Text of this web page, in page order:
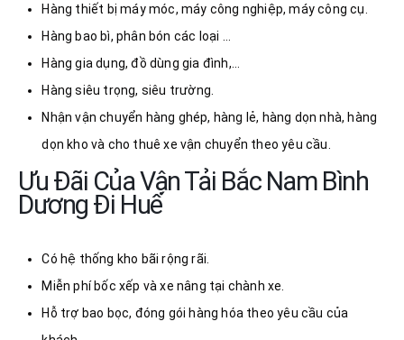
Hàng thiết bị máy móc, máy công nghiệp, máy công cụ.
Hàng bao bì, phân bón các loại …
Hàng gia dụng, đồ dùng gia đình,…
Hàng siêu trọng, siêu trường.
Nhận vận chuyển hàng ghép, hàng lẻ, hàng dọn nhà, hàng
dọn kho và cho thuê xe vận chuyển theo yêu cầu.
Ưu Đãi Của Vận Tải Bắc Nam Bình
Dương Đi Huế
Có hệ thống kho bãi rộng rãi.
Miễn phí bốc xếp và xe nâng tại chành xe.
Hỗ trợ bao bọc, đóng gói hàng hóa theo yêu cầu của